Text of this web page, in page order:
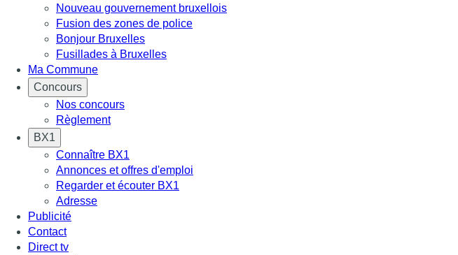
Nouveau gouvernement bruxellois
Fusion des zones de police
Bonjour Bruxelles
Fusillades à Bruxelles
Ma Commune
Concours
Nos concours
Règlement
BX1
Connaître BX1
Annonces et offres d'emploi
Regarder et écouter BX1
Adresse
Publicité
Contact
Direct tv